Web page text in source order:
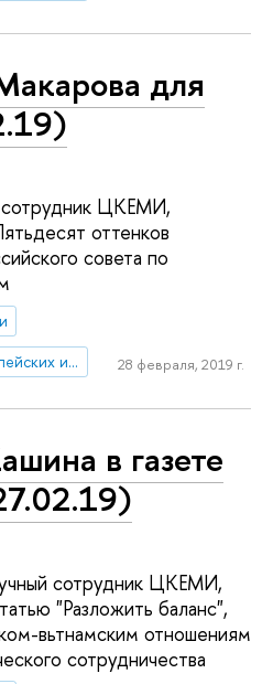
для
ЦКЕМИ,
оттенков
совета по
Центр комплексных европейских и международных исследований (ЦКЕМИ)
28 февраля, 2019 г.
в газете
сотрудник ЦКЕМИ,
"Разложить баланс",
вьтнамским отношениям
сотрудничества